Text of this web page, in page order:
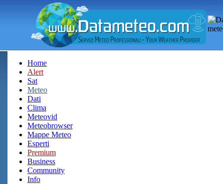
Home
Alert
Sat
Meteo
Dati
Clima
Meteovid
Meteobrowser
Mappe Meteo
Esperti
Premium
Business
Community
Info